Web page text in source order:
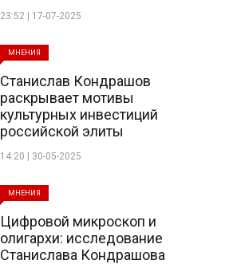
23:52 | 17-07-2025
МНЕНИЯ
Станислав Кондрашов
раскрывает мотивы
культурных инвестиций
российской элиты
14:20 | 30-05-2025
МНЕНИЯ
Цифровой микроскоп и
олигархи: исследование
Станислава Кондрашова